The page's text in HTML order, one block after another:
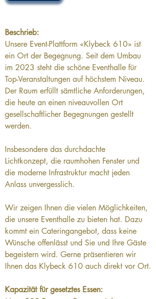
Beschrieb:
Unsere Event-Plattform «Klybeck 610» ist
ein Ort der Begegnung. Seit dem Umbau
im 2023 steht die schöne Eventhalle für
Top-Veranstaltungen auf höchstem Niveau.
Der Raum erfüllt sämtliche Anforderungen,
die heute an einen niveauvollen Ort
gesellschaftlicher Begegnungen gestellt
werden.
Insbesondere das durchdachte
Lichtkonzept, die raumhohen Fenster und
die moderne Infrastruktur macht jeden
Anlass unvergesslich.
Wir zeigen Ihnen die vielen Möglichkeiten,
die unsere Eventhalle zu bieten hat. Dazu
kommt ein Cateringangebot, dass keine
Wünsche offenlässt und Sie und Ihre Gäste
begeistern wird. Gerne präsentieren wir
Ihnen das Klybeck 610 auch direkt vor Ort.
Kapazität für gesetztes Essen: